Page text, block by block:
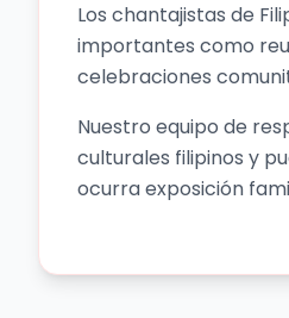
Los chantajistas de
importantes como
celebraciones
Nuestro equipo de
culturales filipinos y
ocurra exposición